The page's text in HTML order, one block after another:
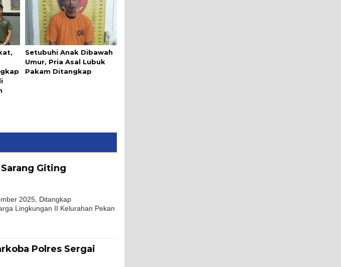
Setubuhi Anak Dibawah
Umur, Pria Asal Lubuk
Pakam Ditangkap
Giting
2025, Ditangkap
Lingkungan II Kelurahan Pekan
Polres Sergai